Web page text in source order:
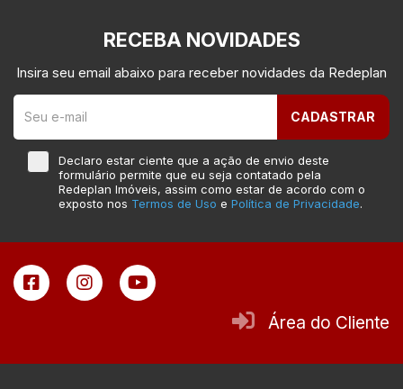
RECEBA NOVIDADES
Insira seu email abaixo para receber novidades da Redeplan
CADASTRAR
Declaro estar ciente que a ação de envio deste
formulário permite que eu seja contatado pela
Redeplan Imóveis, assim como estar de acordo com o
exposto nos Termos de Uso e Política de Privacidade.
Área do Cliente